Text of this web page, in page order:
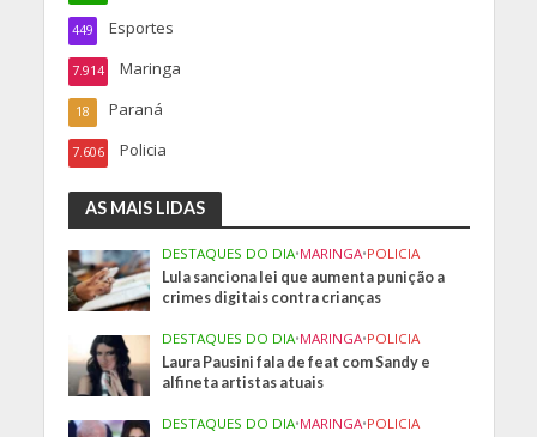
Esportes
449
Maringa
7.914
Paraná
18
Policia
7.606
AS MAIS LIDAS
DESTAQUES DO DIA•MARINGA•POLICIA
Lula sanciona lei que aumenta punição a
crimes digitais contra crianças
DESTAQUES DO DIA•MARINGA•POLICIA
Laura Pausini fala de feat com Sandy e
alfineta artistas atuais
DESTAQUES DO DIA•MARINGA•POLICIA